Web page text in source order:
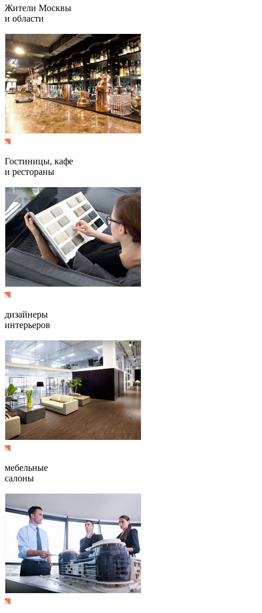
Жители Москвы
и области
Гостиницы, кафе
и рестораны
дизайнеры
интерьеров
мебельные
салоны